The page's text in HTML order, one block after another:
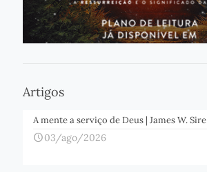
Artigos
A mente a serviço de Deus | James W. Sire
03/ago/2026